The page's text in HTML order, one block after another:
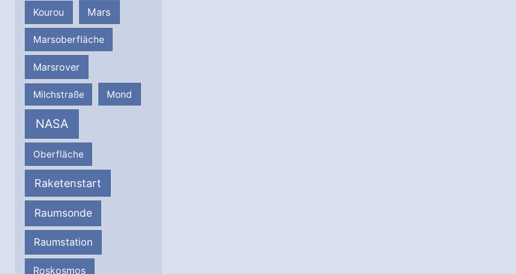
Kourou Mars
Marsoberfläche
Marsrover
Milchstraße Mond
NASA
Oberfläche
Raketenstart
Raumsonde
Raumstation
Roskosmos